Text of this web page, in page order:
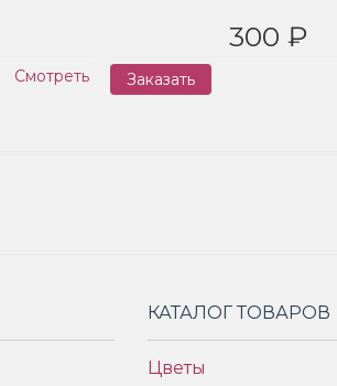
Смотреть
300 ₽
Заказать
КАТАЛОГ ТОВАРОВ
Цветы